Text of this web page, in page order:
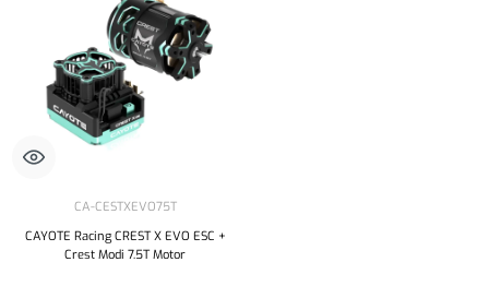
CA-CESTXEVO75T
CAYOTE Racing CREST X EVO ESC +
Crest Modi 7.5T Motor